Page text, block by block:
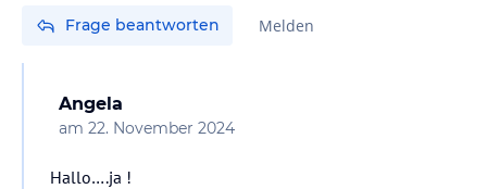
Frage beantworten Melden
Angela
am 22. November 2024
Hallo….ja !